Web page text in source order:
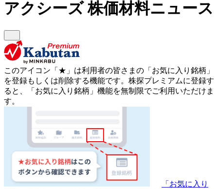
アクシーズ株価材料ニュース
このアイコン 「★」 は利用者の皆さまの 「お気に入り銘柄」
を登録もしくは削除する機能です。 株探プレミアムに登録す
ると、「お気に入り銘柄」機能を無制限でご利用いただけま
す。
「お気に入り